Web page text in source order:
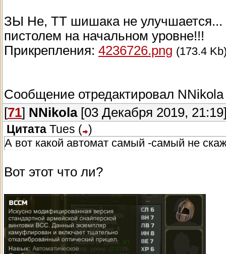
ЗЫ Не, ТТ шишака не улучшается...
пистолем на начальном уровне!!!
Прикрепления: 4236726.png (173.4
Сообщение отредактировал NNikola
[71] NNikola[03 Декабря 2019,
Цитата Tues ( )
А вот какой автомат самый -самый не
Вот этот что ли?